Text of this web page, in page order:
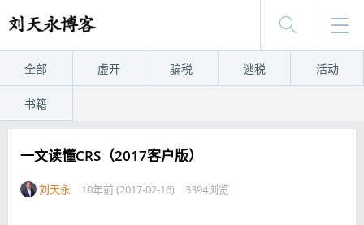
全部 虚开 骗税 逃税 活动
书籍
一文读懂CRS（2017客户版）
刘天永 10年前 (2017-02-16) 3394浏览